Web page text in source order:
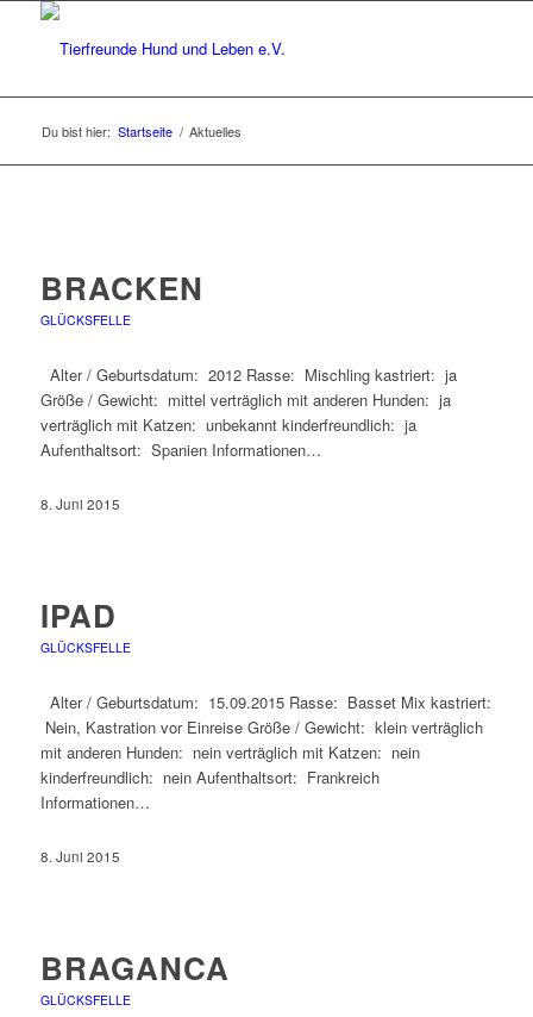
Du bist hier: Startseite / Aktuelles
BRACKEN
GLÜCKSFELLE
Alter / Geburtsdatum: 2012 Rasse: Mischling kastriert: ja
Größe / Gewicht: mittel verträglich mit anderen Hunden: ja
verträglich mit Katzen: unbekannt kinderfreundlich: ja
Aufenthaltsort: Spanien Informationen…
8. Juni 2015
IPAD
GLÜCKSFELLE
Alter / Geburtsdatum: 15.09.2015 Rasse: Basset Mix kastriert:
Nein, Kastration vor Einreise Größe / Gewicht: klein verträglich
mit anderen Hunden: nein verträglich mit Katzen: nein
kinderfreundlich: nein Aufenthaltsort: Frankreich
Informationen…
8. Juni 2015
BRAGANCA
GLÜCKSFELLE